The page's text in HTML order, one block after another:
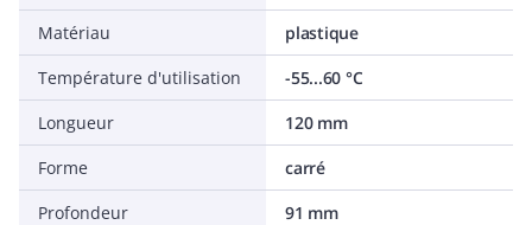
Matériau
plastique
Température d'utilisation
-55...60 °C
Longueur
120 mm
Forme
carré
Profondeur
91 mm